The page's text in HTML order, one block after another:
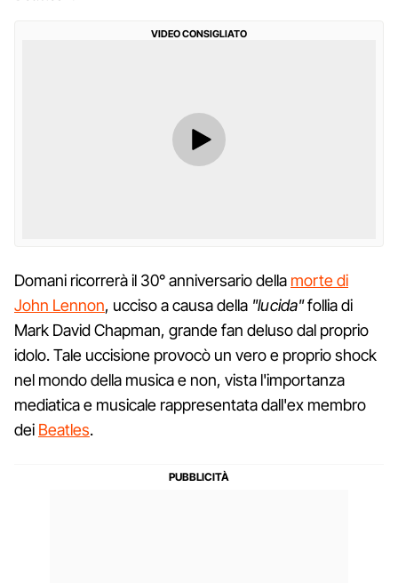
VIDEO CONSIGLIATO
Domani ricorrerà il 30° anniversario della morte di
John Lennon, ucciso a causa della "lucida"follia di
Mark David Chapman, grande fan deluso dal proprio
idolo. Tale uccisione provocò un vero e proprio shock
nel mondo della musica e non, vista l'importanza
mediatica e musicale rappresentata dall'ex membro
dei Beatles.